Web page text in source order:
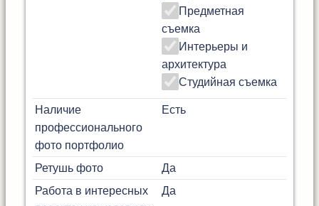
Предметная
съемка
Интерьеры и
архитектура
Студийная съемка
Наличие
профессионального
фото портфолио
Есть
Ретушь фото
Да
Работа в интересных
Да